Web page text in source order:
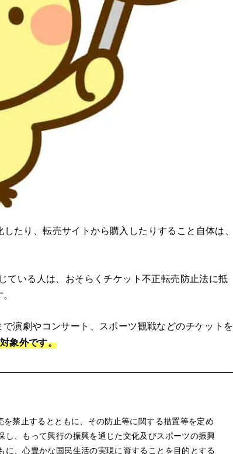
たり、転売サイトから購入したりすること自体は、
ている人は、おそらくチケット不正転売防止法に抵
演劇やコンサート、スポーツ観戦などのチケットを
象外です。
を禁止するとともに、その防止等に関する措置等を定め
し、もって興行の振興を通じた文化及びスポーツの振興
、心豊かな国民生活の実現に資することを目的とする